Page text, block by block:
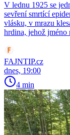
V lednu 1925 se
sevření smrtící
vlásku, v mrazu
hrdina, jehož jméno
FAJNTIP.cz
dnes, 19:00
4 min